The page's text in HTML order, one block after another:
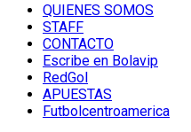
QUIENES SOMOS
STAFF
CONTACTO
Escribe en Bolavip
RedGol
APUESTAS
Futbolcentroamerica